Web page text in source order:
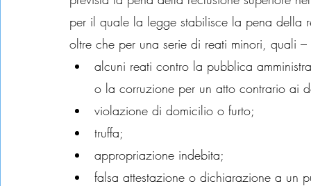
per il quale la legge stabilisce la pena della
oltre che per una serie di reati minori, quali
alcuni reati contro la pubblica
o la corruzione per un atto contrario ai
violazione di domicilio o furto;
truffa;
appropriazione indebita;
falsa attestazione o dichiarazione a un